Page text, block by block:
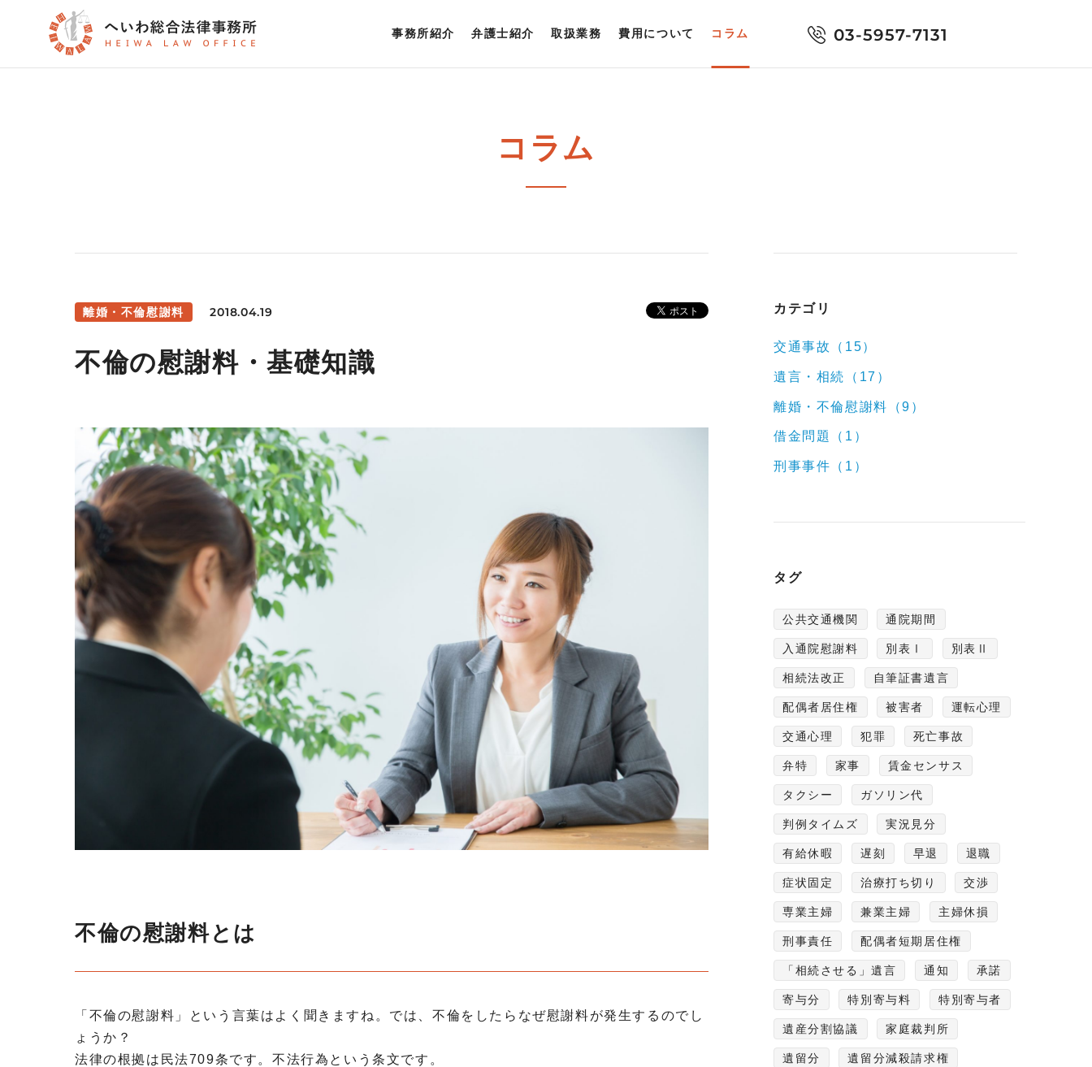
事務所紹介 弁護士紹介 取扱業務 費用について コラム 03-5957-7131
コラム
離婚・不倫慰謝料 2018.04.19
不倫の慰謝料・基礎知識
不倫の慰謝料とは
「不倫の慰謝料」という言葉はよく聞きますね。では、不倫をしたらなぜ慰謝料が発生するのでし
ょうか？
法律の根拠は民法709条です。不法行為という条文です。
カテゴリ
交通事故（15）
遺言・相続（17）
離婚・不倫慰謝料（9）
借金問題（1）
刑事事件（1）
タグ
公共交通機関 通院期間
入通院慰謝料 別表Ⅰ 別表Ⅱ
相続法改正 自筆証書遺言
配偶者居住権 被害者 運転心理
交通心理 犯罪 死亡事故
弁特 家事 賃金センサス
タクシー ガソリン代
判例タイムズ 実況見分
有給休暇 遅刻 早退 退職
症状固定 治療打ち切り 交渉
専業主婦 兼業主婦 主婦休損
刑事責任 配偶者短期居住権
「相続させる」遺言 通知 承諾
寄与分 特別寄与料 特別寄与者
遺産分割協議 家庭裁判所
遺留分 遺留分減殺請求権